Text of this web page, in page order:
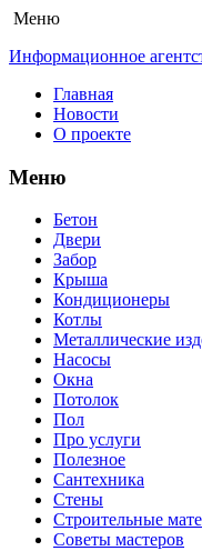
Меню
Информационное
Главная
Новости
О проекте
Меню
Бетон
Двери
Забор
Крыша
Кондиционеры
Котлы
Металлические
Насосы
Окна
Потолок
Пол
Про услуги
Полезное
Сантехника
Стены
Строительные
Советы мастеров